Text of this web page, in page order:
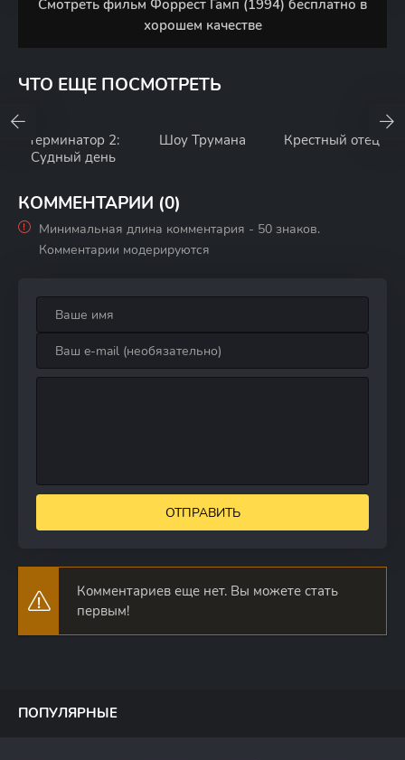
Смотреть фильм Форрест Гамп (1994) бесплатно в
хорошем качестве
ЧТО ЕЩЕ ПОСМОТРЕТЬ
Терминатор 2:
Судный день
Шоу Трумана Крестный отец
КОММЕНТАРИИ (0)
Минимальная длина комментария - 50 знаков.
Комментарии модерируются
ОТПРАВИТЬ
Комментариев еще нет. Вы можете стать
первым!
ПОПУЛЯРНЫЕ